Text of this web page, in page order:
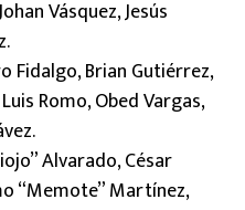
Vásquez, Jesús
Fidalgo, Brian Gutiérrez,
Romo, Obed Vargas,
Alvarado, César
“Memote” Martínez,